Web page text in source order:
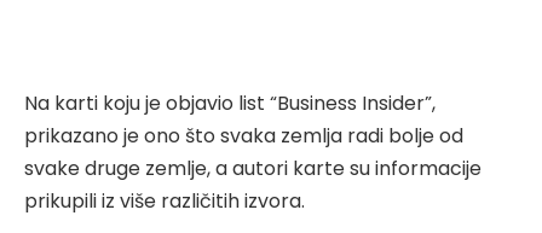
Na karti koju je objavio list “Business Insider”,
prikazano je ono što svaka zemlja radi bolje od
svake druge zemlje, a autori karte su informacije
prikupili iz više različitih izvora.